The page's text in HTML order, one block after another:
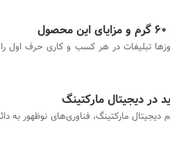
تبلیغات در هر کسب و کاری حرف اول
در دیجیتال مارکتینگ
دیجیتال مارکتینگ، فناوری‌های نوظهور